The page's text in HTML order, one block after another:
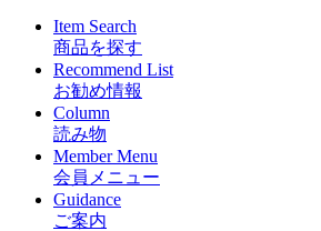
Item Search
商品を探す
Recommend List
お勧め情報
Column
読み物
Member Menu
会員メニュー
Guidance
ご案内